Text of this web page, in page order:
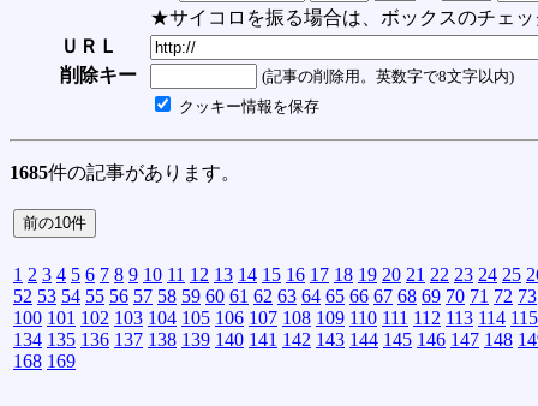
★サイコロを振る場合は、ボックスのチェッ
ＵＲＬ
削除キー
(記事の削除用。英数字で8文字以内)
クッキー情報を保存
1685件の記事があります。
1 2 3 4 5 6 7 8 9 10 11 12 13 14 15 16 17 18 19 20 21 22 23 24 25
52 53 54 55 56 57 58 59 60 61 62 63 64 65 66 67 68 69 70 71 72 73
100 101 102 103 104 105 106 107 108 109 110 111 112 113 114 115
134 135 136 137 138 139 140 141 142 143 144 145 146 147 148
168 169